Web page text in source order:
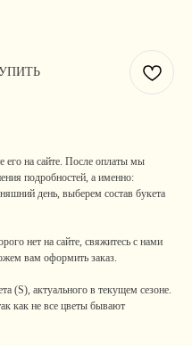
его на сайте. После оплаты мы
подробностей, а именно:
день, выберем состав букета
нет на сайте, свяжитесь с нами
вам оформить заказ.
(S), актуального в текущем сезоне.
как не все цветы бывают